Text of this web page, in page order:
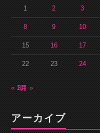
1 2 3
8 9 10
15 16 17
22 23 24
« 1月3月 »
アーカイブ